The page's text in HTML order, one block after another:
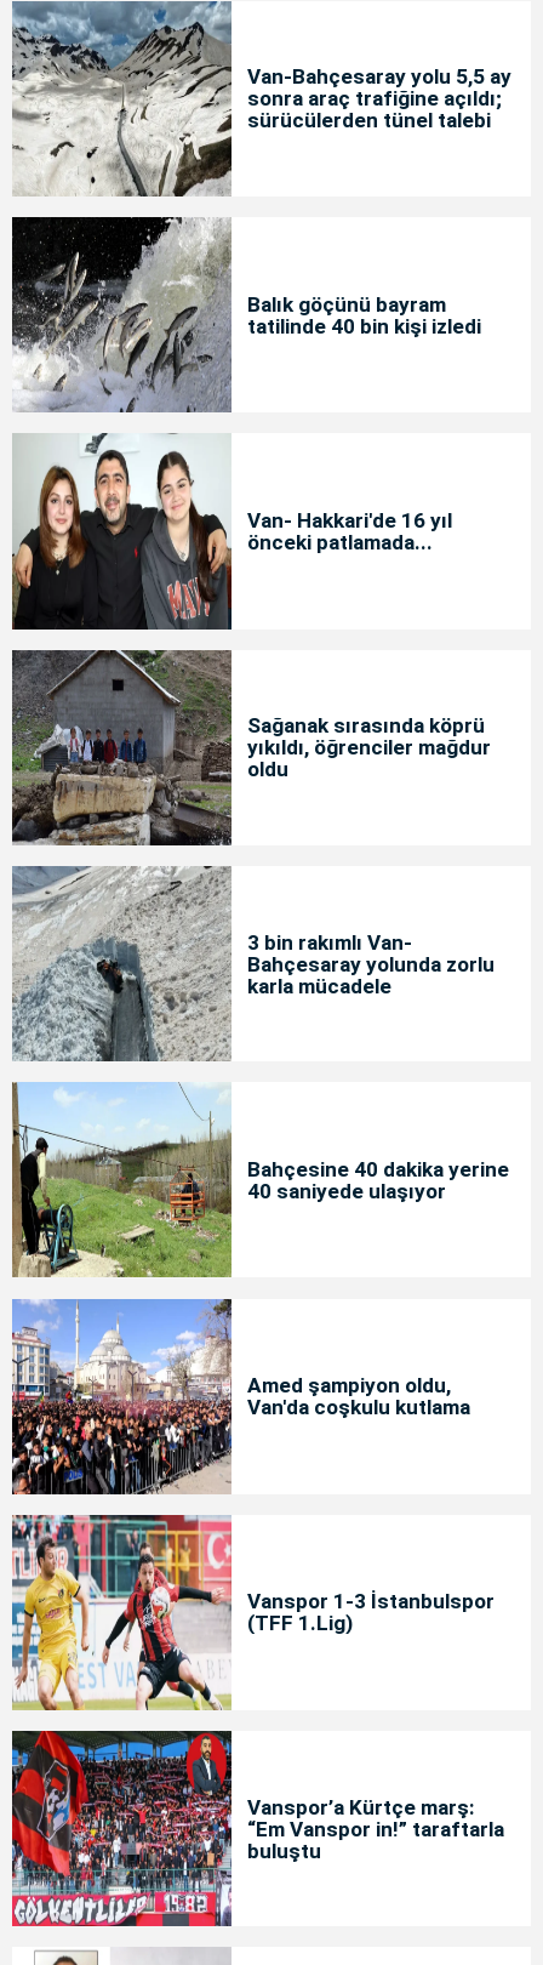
Van-Bahçesaray yolu 5,5 ay
sonra araç trafiğine açıldı;
sürücülerden tünel talebi
Balık göçünü bayram
tatilinde 40 bin kişi izledi
Van- Hakkari'de 16 yıl
önceki patlamada...
Sağanak sırasında köprü
yıkıldı, öğrenciler mağdur
oldu
3 bin rakımlı Van-
Bahçesaray yolunda zorlu
karla mücadele
Bahçesine 40 dakika yerine
40 saniyede ulaşıyor
Amed şampiyon oldu,
Van'da coşkulu kutlama
Vanspor 1-3 İstanbulspor
(TFF 1.Lig)
Vanspor’a Kürtçe marş:
“Em Vanspor in!” taraftarla
buluştu